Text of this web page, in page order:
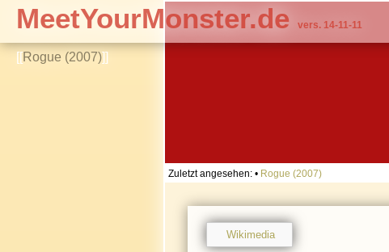
[[Rogue (2007)]]
MeetYourMonster.de vers. 14-11-11
Zuletzt angesehen: • Rogue (2007)
Wikimedia